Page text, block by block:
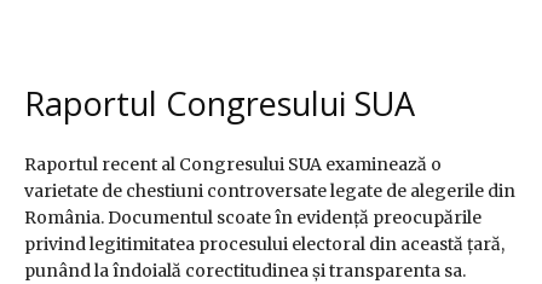
Raportul Congresului SUA
Raportul recent al Congresului SUA examinează o
varietate de chestiuni controversate legate de alegerile din
România. Documentul scoate în evidență preocupările
privind legitimitatea procesului electoral din această țară,
punând la îndoială corectitudinea și transparenta sa.